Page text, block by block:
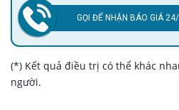
GỌI ĐỂ NHẬN BÁO GIÁ
(*) Kết quả điều trị có thể khác
người.